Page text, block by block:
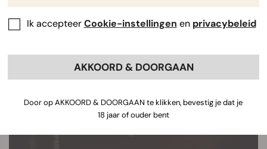
Ik accepteerCookie-instellingen en privacybeleid
AKKOORD & DOORGAAN
Door op AKKOORD & DOORGAAN te klikken, bevestig je dat je
18 jaar of ouder bent